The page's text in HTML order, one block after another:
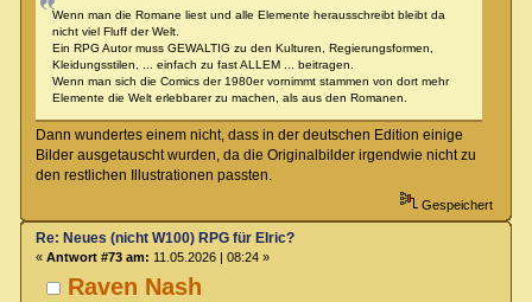
Wenn man die Romane liest und alle Elemente herausschreibt bleibt da
nicht viel Fluff der Welt.
Ein RPG Autor muss GEWALTIG zu den Kulturen, Regierungsformen,
Kleidungsstilen, ... einfach zu fast ALLEM ... beitragen.
Wenn man sich die Comics der 1980er vornimmt stammen von dort mehr
Elemente die Welt erlebbarer zu machen, als aus den Romanen.
Dann wundertes einem nicht, dass in der deutschen Edition einige
Bilder ausgetauscht wurden, da die Originalbilder irgendwie nicht zu
den restlichen Illustrationen passten.
Gespeichert
Raven Nash
Re: Neues (nicht W100) RPG für Elric?
« Antwort #73 am: 11.05.2026 | 08:24 »